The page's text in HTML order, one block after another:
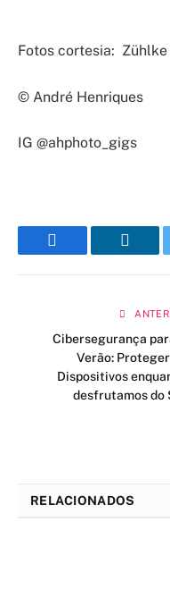
Fotos cortesia: Zühlke
© André Henriques
IG @ahphoto_gigs
Cibersegurança
Verão:
Dispositivos
desfrutamos do
RELACIONADOS